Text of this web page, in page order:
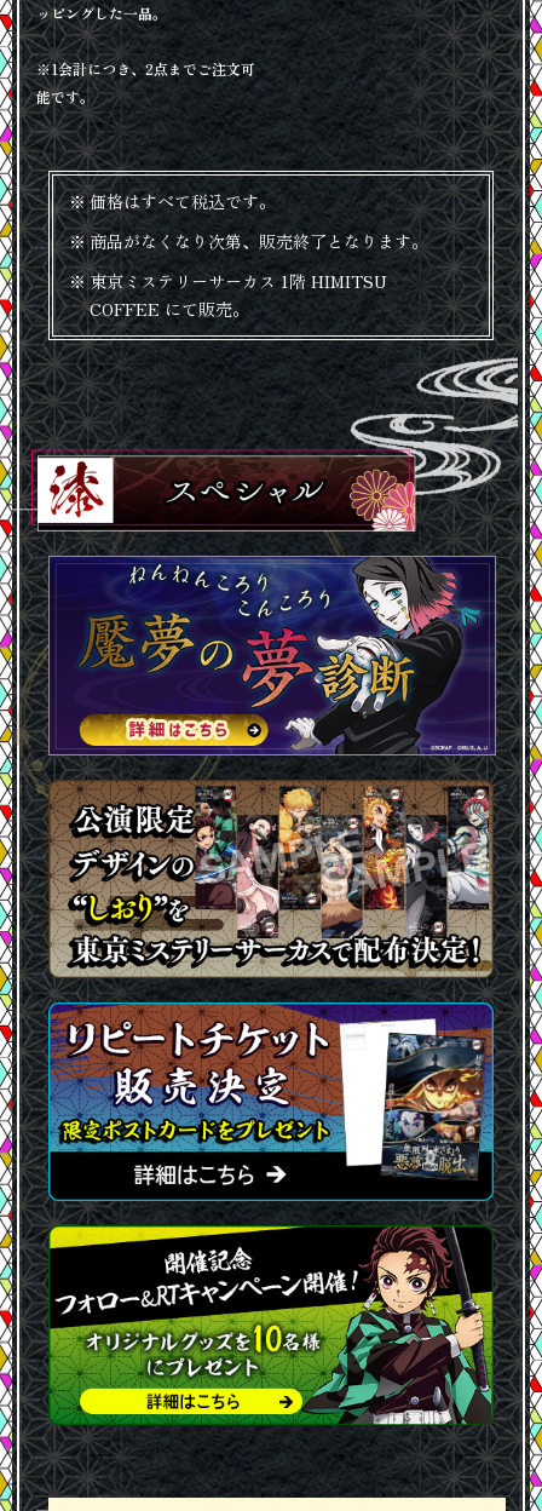
ッピングした一品。
※1会計につき、2点までご注文可
能です。
価格はすべて税込です。
商品がなくなり次第、販売終了となります。
東京ミステリーサーカス 1階 HIMITSU
COFFEE にて販売。